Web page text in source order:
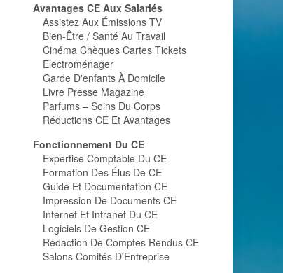
Avantages CE Aux Salariés
Assistez Aux Émissions TV
Bien-Être / Santé Au Travail
Cinéma Chèques Cartes Tickets
Electroménager
Garde D'enfants À Domicile
Livre Presse Magazine
Parfums – Soins Du Corps
Réductions CE Et Avantages
Fonctionnement Du CE
Expertise Comptable Du CE
Formation Des Élus De CE
Guide Et Documentation CE
Impression De Documents CE
Internet Et Intranet Du CE
Logiciels De Gestion CE
Rédaction De Comptes Rendus CE
Salons Comités D'Entreprise